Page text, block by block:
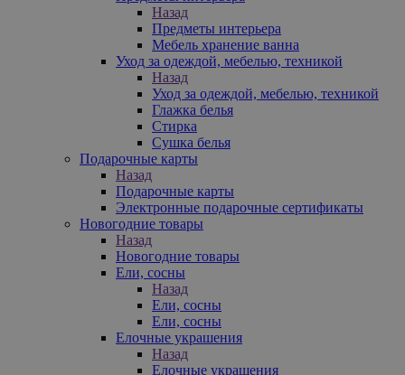
Назад
Предметы интерьера
Мебель хранение ванна
Уход за одеждой, мебелью, техникой
Назад
Уход за одеждой, мебелью, техникой
Глажка белья
Стирка
Сушка белья
Подарочные карты
Назад
Подарочные карты
Электронные подарочные сертификаты
Новогодние товары
Назад
Новогодние товары
Ели, сосны
Назад
Ели, сосны
Ели, сосны
Елочные украшения
Назад
Елочные украшения